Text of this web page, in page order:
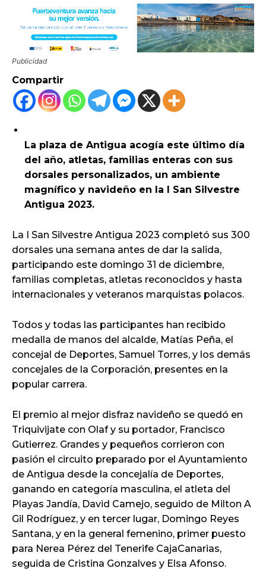
Publicidad
Compartir
La plaza de Antigua acogía este último día
del año, atletas, familias enteras con sus
dorsales personalizados, un ambiente
magnífico y navideño en la I San Silvestre
Antigua 2023.
La I San Silvestre Antigua 2023 completó sus 300
dorsales una semana antes de dar la salida,
participando este domingo 31 de diciembre,
familias completas, atletas reconocidos y hasta
internacionales y veteranos marquistas polacos.
Todos y todas las participantes han recibido
medalla de manos del alcalde, Matías Peña, el
concejal de Deportes, Samuel Torres, y los demás
concejales de la Corporación, presentes en la
popular carrera.
El premio al mejor disfraz navideño se quedó en
Triquivijate con Olaf y su portador, Francisco
Gutierrez. Grandes y pequeños corrieron con
pasión el circuito preparado por el Ayuntamiento
de Antigua desde la concejalía de Deportes,
ganando en categoría masculina, el atleta del
Playas Jandía, David Camejo, seguido de Milton A
Gil Rodríguez, y en tercer lugar, Domingo Reyes
Santana, y en la general femenino, primer puesto
para Nerea Pérez del Tenerife CajaCanarias,
seguida de Cristina Gonzalves y Elsa Afonso.